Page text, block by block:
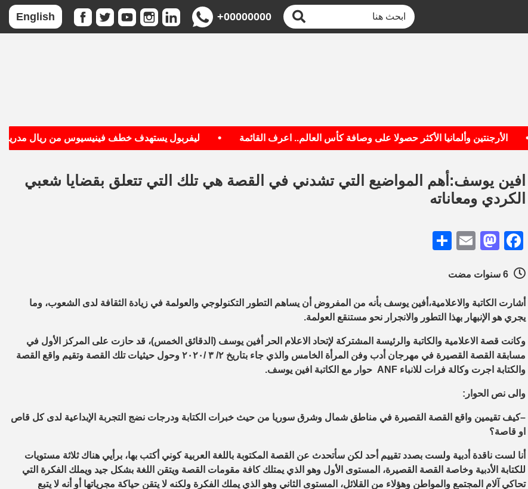
+00000000
English
الأرجنتين وألمانيا الأكثر حصولا على وصافة كأس العالم.. اعرف القائمة • ليفربول يستهدف خطف فينيسيوس من ريال مدريد
افين يوسف:أهم المواضيع التي تشدني في القصة هي تلك التي تتعلق بقضايا شعبي
الكردي ومعاناته
Facebook
Mastodon
Email
أشارت الكاتبة والاعلامية،أفين يوسف بأنه من المفروض أن يساهم التطور التكنولوجي والعولمة في زيادة الثقافة لدى الشعوب، وما
يجري هو الإنبهار بهذا التطور والانجرار نحو مستنقع العولمة.
وكانت قصة الاعلامية والكاتبة والرئيسة المشتركة لإتحاد الاعلام الحر أفين يوسف (الدقائق الخمس)، قد حازت على المركز الأول في
مسابقة القصة القصيرة في مهرجان أدب وفن المرأة الخامس والذي جاء بتاريخ ٢/ ٣ /٢٠٢٠ وحول حيثيات تلك القصة وتقيم واقع القصة
والكتابة اجرت وكالة فرات للانباء ANF حوار مع الكاتبة افين يوسف.
والى نص الحوار:
–كيف تقيمين واقع القصة القصيرة في مناطق شمال وشرق سوريا من حيث خبرات الكتابة ودرجات نضج التجربة الإبداعية لدى كل قاص
او قاصة؟
أنا لست ناقدة أدبية ولست بصدد تقييم أحد لكن سأتحدث عن القصة المكتوبة باللغة العربية كوني أكتب بها، برأيي هناك ثلاثة مستويات
للكتابة الأدبية وخاصة القصة القصيرة، المستوى الأول وهو الذي يمتلك كافة مقومات القصة ويتقن اللغة بشكل جيد ويملك الفكرة التي
تحاكي آلام المجتمع والمواطن وهؤلاء من القلائل، المستوى الثاني وهو الذي يملك الفكرة ولكنه لا يتقن حياكة مجرياتها أو أنه لا يتبع